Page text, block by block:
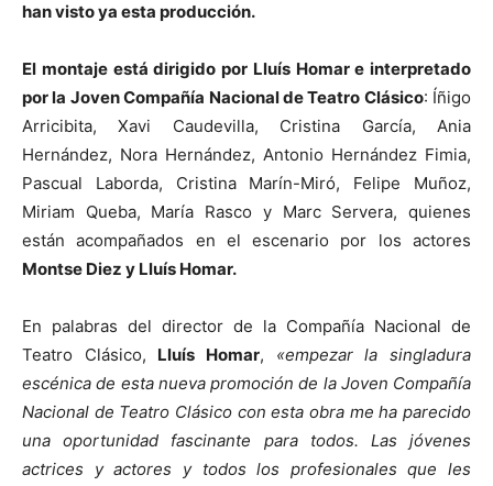
han visto ya esta producción.
El montaje está dirigido por Lluís Homar e interpretado
por la Joven Compañía Nacional de Teatro Clásico: Íñigo
Arricibita, Xavi Caudevilla, Cristina García, Ania
Hernández, Nora Hernández, Antonio Hernández Fimia,
Pascual Laborda, Cristina Marín-Miró, Felipe Muñoz,
Miriam Queba, María Rasco y Marc Servera, quienes
están acompañados en el escenario por los actores
Montse Diez y Lluís Homar.
En palabras del director de la Compañía Nacional de
Teatro Clásico, Lluís Homar, «empezar la singladura
escénica de esta nueva promoción de la Joven Compañía
Nacional de Teatro Clásico con esta obra me ha parecido
una oportunidad fascinante para todos. Las jóvenes
actrices y actores y todos los profesionales que les